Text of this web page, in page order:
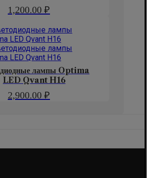
1,200.00 ₽
лампы Optima
LED Qvant H16
2,900.00 ₽